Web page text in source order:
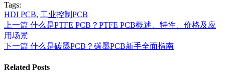
Tags:
HDI PCB, 工业控制PCB
上一篇 什么是PTFE PCB？PTFE PCB概述、特性、价格及应
用场景
下一篇 什么是碳墨PCB？碳墨PCB新手全面指南
Related Posts